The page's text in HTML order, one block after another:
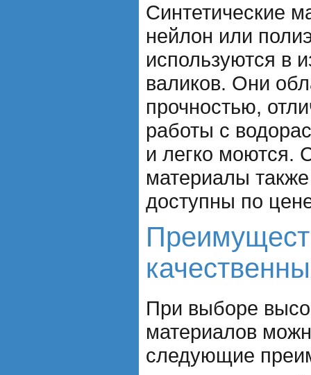
Синтетические
нейлон или
используются в
валиков. Они
прочностью,
работы с
и легко моются.
материалы
доступны по
При выборе
материалов
следующие